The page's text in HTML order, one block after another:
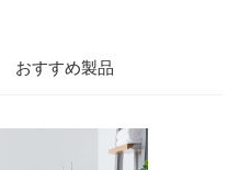
おすすめ製品